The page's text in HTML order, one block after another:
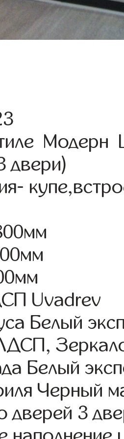
Модерн
двери)
Uvadrev
Белый
Белый
Черный
дверей 3